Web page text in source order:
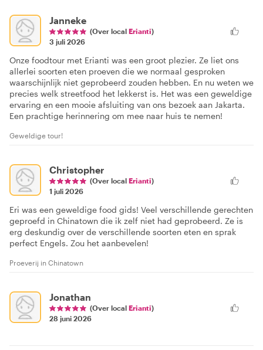
Janneke
(Over local Erianti)
3 juli 2026
Onze foodtour met Erianti was een groot plezier. Ze liet ons
allerlei soorten eten proeven die we normaal gesproken
waarschijnlijk niet geprobeerd zouden hebben. En nu weten we
precies welk streetfood het lekkerst is. Het was een geweldige
ervaring en een mooie afsluiting van ons bezoek aan Jakarta.
Een prachtige herinnering om mee naar huis te nemen!
Geweldige tour!
Christopher
(Over local Erianti)
1 juli 2026
Eri was een geweldige food gids! Veel verschillende gerechten
geproefd in Chinatown die ik zelf niet had geprobeerd. Ze is
erg deskundig over de verschillende soorten eten en sprak
perfect Engels. Zou het aanbevelen!
Proeverij in Chinatown
Jonathan
(Over local Erianti)
28 juni 2026